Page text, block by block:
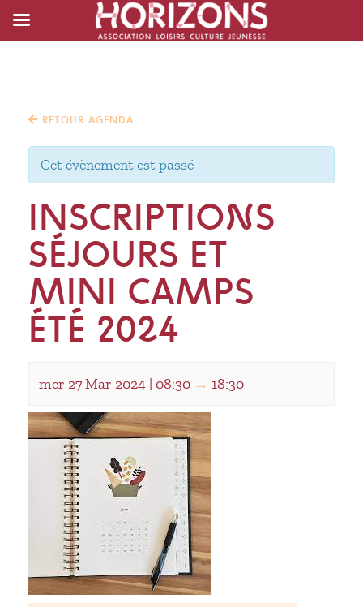
RETOUR AGENDA
Cet évènement est passé
INSCRIPTIONS
SÉJOURS ET
MINI CAMPS
ÉTÉ 2024
mer 27 Mar 2024 | 08:30 → 18:30